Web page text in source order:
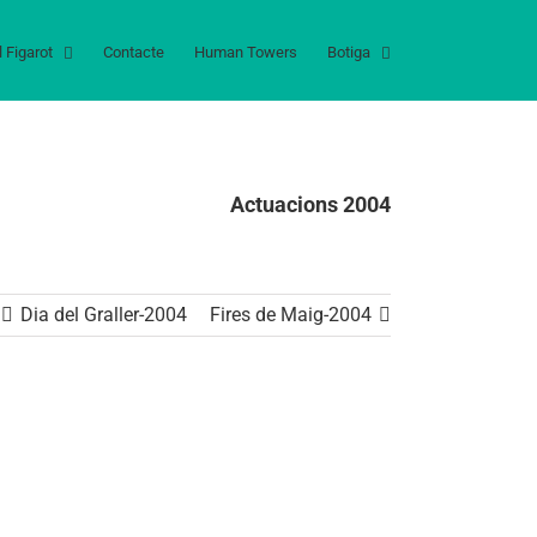
Figarot Contacte Human Towers Botiga
Actuacions 2004
Dia del Graller-2004 Fires de Maig-2004